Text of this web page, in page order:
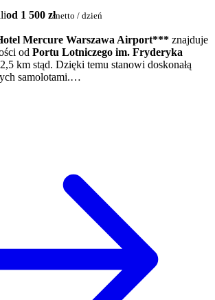
od 1 500 złnetto / dzień
Mercure Warszawa Airport*** znajduje
od Portu Lotniczego im. Fryderyka
km stąd. Dzięki temu stanowi doskonałą
samolotami.…